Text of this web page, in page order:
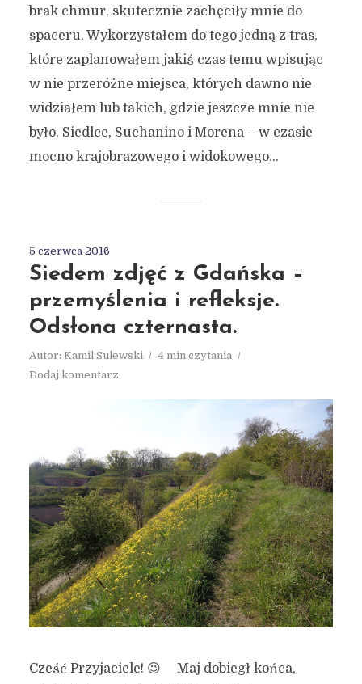
brak chmur, skutecznie zachęciły mnie do
spaceru. Wykorzystałem do tego jedną z tras,
które zaplanowałem jakiś czas temu wpisując
w nie przeróżne miejsca, których dawno nie
widziałem lub takich, gdzie jeszcze mnie nie
było. Siedlce, Suchanino i Morena – w czasie
mocno krajobrazowego i widokowego...
5 czerwca 2016
Siedem zdjęć z Gdańska –
przemyślenia i refleksje.
Odsłona czternasta.
Autor: Kamil Sulewski
4 min czytania
Dodaj komentarz
Cześć Przyjaciele! 😉 Maj dobiegł końca,